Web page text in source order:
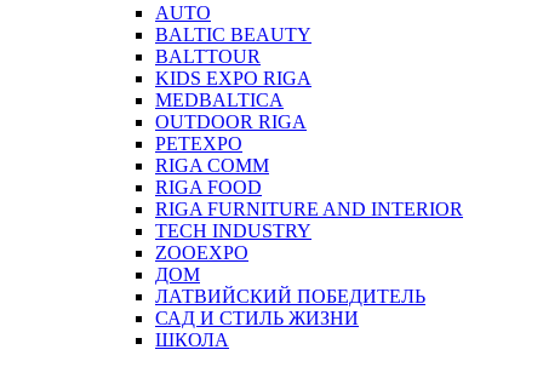
AUTO
BALTIC BEAUTY
BALTTOUR
KIDS EXPO RIGA
MEDBALTICA
OUTDOOR RIGA
PETEXPO
RIGA COMM
RIGA FOOD
RIGA FURNITURE AND INTERIOR
TECH INDUSTRY
ZOOEXPO
ДОМ
ЛАТВИЙСКИЙ ПОБЕДИТЕЛЬ
САД И СТИЛЬ ЖИЗНИ
ШКОЛА